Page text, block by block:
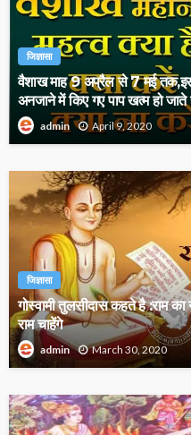
जिज्ञासा
वैशाख माह 9 अप्रैल से 7 मई
अनजाने में किए गए पाप खत्म हो जाते
admin April 9, 2020
जिज्ञासा
गोस्वामी तुलसीदास कहते है :राम का
राम चाहेंगे
admin March 30, 2020